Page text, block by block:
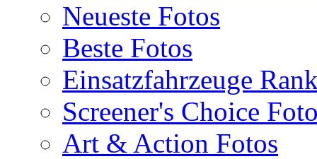
Neueste Fotos
Beste Fotos
Einsatzfahrzeuge
Screener's Choice
Art & Action Fotos